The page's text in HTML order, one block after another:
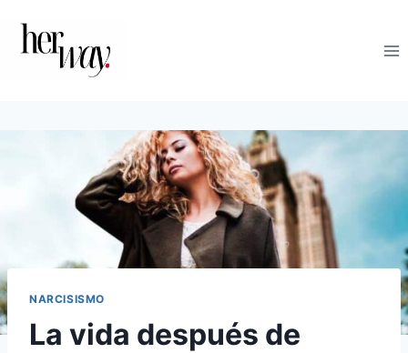
contenido
NARCISISMO
La vida después de